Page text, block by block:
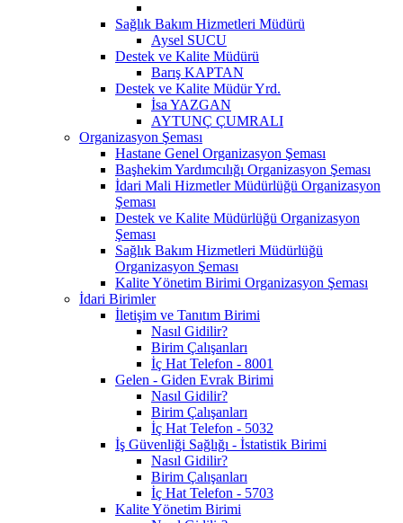
Sağlık Bakım Hizmetleri Müdürü
Aysel SUCU
Destek ve Kalite Müdürü
Barış KAPTAN
Destek ve Kalite Müdür Yrd.
İsa YAZGAN
AYTUNÇ ÇUMRALI
Organizasyon Şeması
Hastane Genel Organizasyon Şeması
Başhekim Yardımcılığı Organizasyon Şeması
İdari Mali Hizmetler Müdürlüğü Organizasyon
Şeması
Destek ve Kalite Müdürlüğü Organizasyon
Şeması
Sağlık Bakım Hizmetleri Müdürlüğü
Organizasyon Şeması
Kalite Yönetim Birimi Organizasyon Şeması
İdari Birimler
İletişim ve Tanıtım Birimi
Nasıl Gidilir?
Birim Çalışanları
İç Hat Telefon - 8001
Gelen - Giden Evrak Birimi
Nasıl Gidilir?
Birim Çalışanları
İç Hat Telefon - 5032
İş Güvenliği Sağlığı - İstatistik Birimi
Nasıl Gidilir?
Birim Çalışanları
İç Hat Telefon - 5703
Kalite Yönetim Birimi